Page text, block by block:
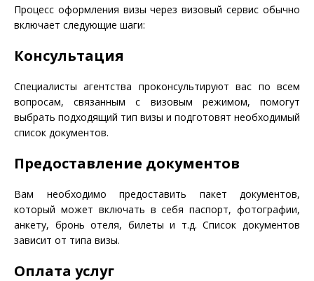
Процесс оформления визы через визовый сервис обычно
включает следующие шаги:
Консультация
Специалисты агентства проконсультируют вас по всем
вопросам, связанным с визовым режимом, помогут
выбрать подходящий тип визы и подготовят необходимый
список документов.
Предоставление документов
Вам необходимо предоставить пакет документов,
который может включать в себя паспорт, фотографии,
анкету, бронь отеля, билеты и т.д. Список документов
зависит от типа визы.
Оплата услуг